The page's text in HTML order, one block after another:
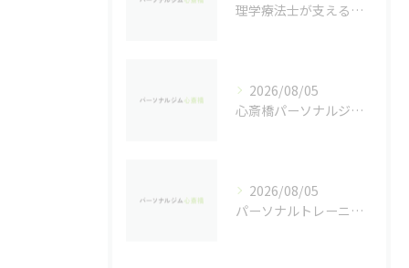
理学療法士が支える日常の健康維持法
2026/08/05
心斎橋パーソナルジムで実感する効果的ダイエット法
2026/08/05
パーソナルトレーニングとヨガを融合した心斎橋駅周辺での女性に優しい体づくり入門